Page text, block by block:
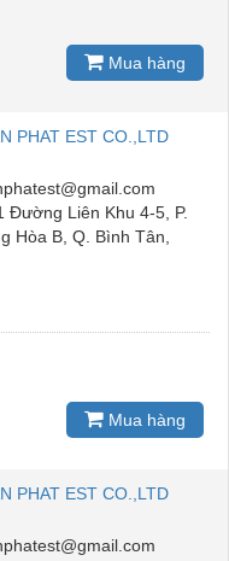
Mua hàng
PHAT EST CO.,LTD
Đường Liên Khu 4-5, P.
Hòa B, Q. Bình Tân,
Mua hàng
PHAT EST CO.,LTD